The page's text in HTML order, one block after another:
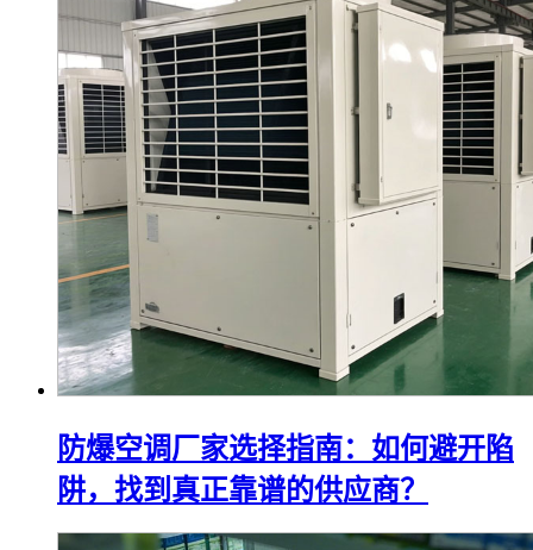
防爆空调厂家选择指南：如何避开陷
阱，找到真正靠谱的供应商？